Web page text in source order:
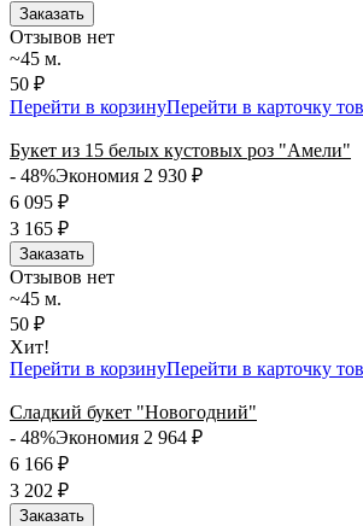
Заказать
Отзывов нет
~45 м.
50 ₽
Перейти в корзинуПерейти в карточку
Букет из 15 белых кустовых роз "Амели"
- 48%Экономия 2 930 ₽
6 095 ₽
3 165 ₽
Заказать
Отзывов нет
~45 м.
50 ₽
Хит!
Перейти в корзинуПерейти в карточку
Сладкий букет "Новогодний"
- 48%Экономия 2 964 ₽
6 166 ₽
3 202 ₽
Заказать